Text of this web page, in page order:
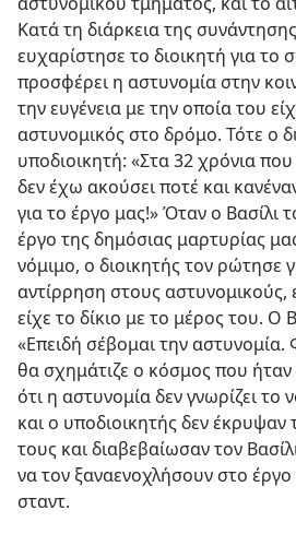
Κατά τη διάρκεια της
ευχαρίστησε το διοικητή για το
προσφέρει η αστυνομία στην
την ευγένεια με την οποία του
αστυνομικός στο δρόμο. Τότε ο
υποδιοικητή: «Στα 32 χρόνια
δεν έχω ακούσει ποτέ και
για το έργο μας!» Όταν ο Βασίλι
έργο της δημόσιας μαρτυρίας
νόμιμο, ο διοικητής τον ρώτησε
αντίρρηση στους αστυνομικούς,
είχε το δίκιο με το μέρος του. Ο
«Επειδή σέβομαι την αστυνομία.
θα σχημάτιζε ο κόσμος που
ότι η αστυνομία δεν γνωρίζει το
και ο υποδιοικητής δεν
τους και διαβεβαίωσαν τον
να τον ξαναενοχλήσουν στο έργο
σταντ.